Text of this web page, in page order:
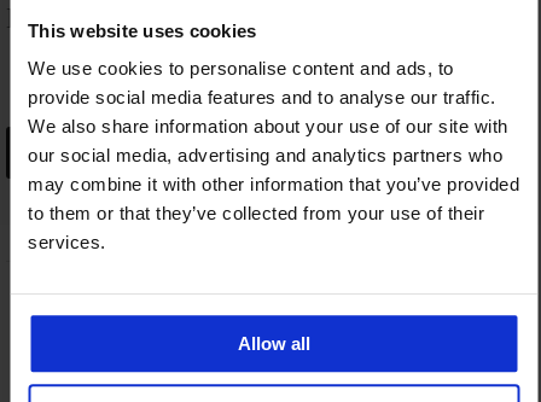
This website uses cookies
We use cookies to personalise content and ads, to
provide social media features and to analyse our traffic.
We also share information about your use of our site with
our social media, advertising and analytics partners who
may combine it with other information that you’ve provided
to them or that they’ve collected from your use of their
services.
Allow all
NAJPRODAVANIJE
PREGLEDATI
8 % povrata od kupnje Povrati i zamjene
Povoljno Kako odabrati